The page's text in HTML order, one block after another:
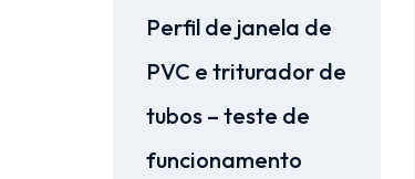
Perfil de janela de
PVC e triturador de
tubos – teste de
funcionamento